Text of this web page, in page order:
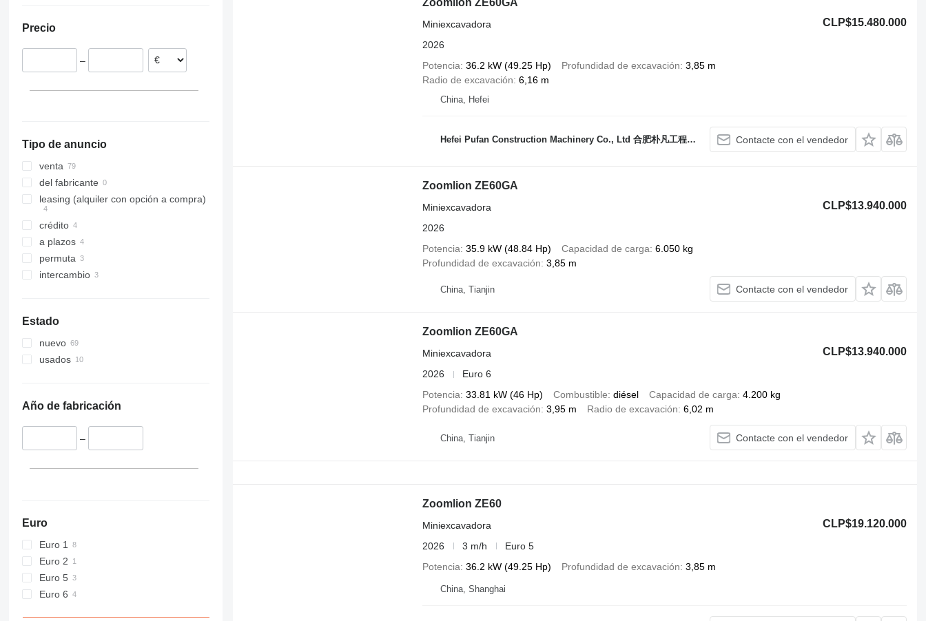
8035
8045
8080
8085
JS
Alemania
Rumanía
Precio
–
Tipo de anuncio
venta
del fabricante
leasing (alquiler con opción a compra)
crédito
a plazos
permuta
intercambio
Estado
nuevo
usados
Año de fabricación
–
Euro
Euro 1
Euro 2
Euro 5
Euro 6
Zoomlion ZE60GA
CLP$15.480.000
Miniexcavadora
2026
Potencia 36.2 kW (49.25 Hp) Profundidad de excavación 3,85 m
Radio de excavación 6,16 m
China, Hefei
Hefei Pufan Construction Machinery Co., Ltd 合肥朴凡工程机械有限公司 Contacte con el vendedor
Zoomlion ZE60GA
CLP$13.940.000
Miniexcavadora
2026
Potencia 35.9 kW (48.84 Hp) Capacidad de carga 6.050 kg
Profundidad de excavación 3,85 m
China, Tianjin Contacte con el vendedor
Zoomlion ZE60GA
CLP$13.940.000
Miniexcavadora
2026
Euro 6
Potencia 33.81 kW (46 Hp) Combustible diésel Capacidad de carga 4.200 kg
Profundidad de excavación 3,95 m Radio de excavación 6,02 m
China, Tianjin Contacte con el vendedor
Zoomlion ZE60
CLP$19.120.000
Miniexcavadora
2026
3 m/h
Euro 5
Potencia 36.2 kW (49.25 Hp) Profundidad de excavación 3,85 m
China, Shanghai